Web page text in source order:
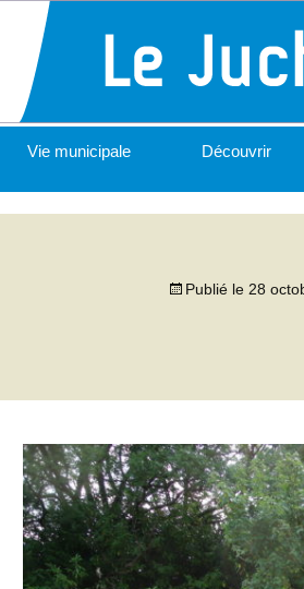
Vie municipale Découvrir
Publié le 28